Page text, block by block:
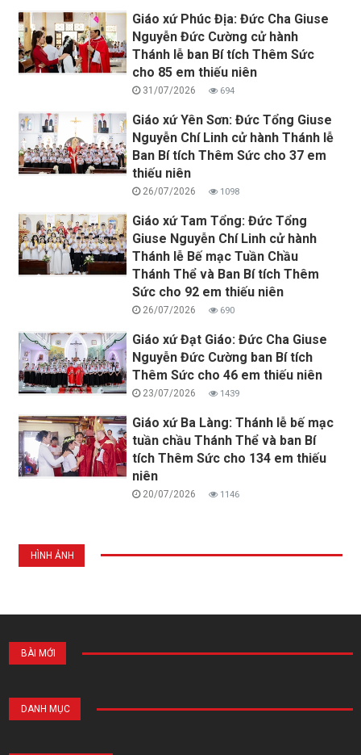
Giáo xứ Phúc Địa: Đức Cha Giuse
Nguyễn Đức Cường cử hành
Thánh lễ ban Bí tích Thêm Sức
cho 85 em thiếu niên
31/07/2026 694
Giáo xứ Yên Sơn: Đức Tổng Giuse
Nguyễn Chí Linh cử hành Thánh lễ
Ban Bí tích Thêm Sức cho 37 em
thiếu niên
26/07/2026 1098
Giáo xứ Tam Tổng: Đức Tổng
Giuse Nguyễn Chí Linh cử hành
Thánh lễ Bế mạc Tuần Chầu
Thánh Thể và Ban Bí tích Thêm
Sức cho 92 em thiếu niên
26/07/2026 690
Giáo xứ Đạt Giáo: Đức Cha Giuse
Nguyễn Đức Cường ban Bí tích
Thêm Sức cho 46 em thiếu niên
23/07/2026 1439
Giáo xứ Ba Làng: Thánh lễ bế mạc
tuần chầu Thánh Thể và ban Bí
tích Thêm Sức cho 134 em thiếu
niên
20/07/2026 1146
HÌNH ẢNH
BÀI MỚI
DANH MỤC